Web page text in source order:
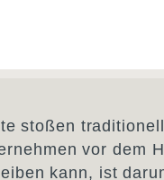
stoßen
vor dem
kann, ist